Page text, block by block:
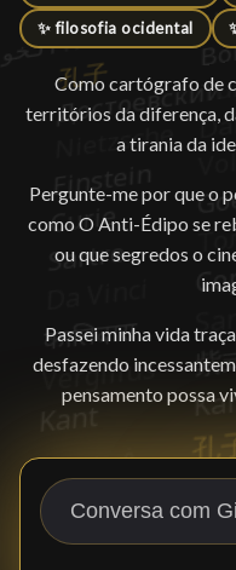
✨ filosofia ocidental
Como cartógrafo de
territórios da diferença,
a tirania da
Pergunte-me por que o
como O Anti-Édipo se
ou que segredos o
Passei minha vida
desfazendo
pensamento possa